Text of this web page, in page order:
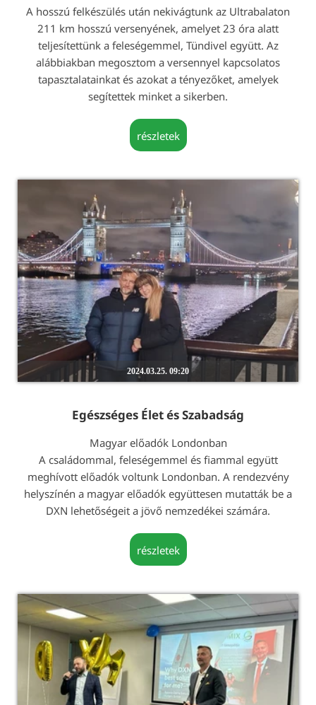
A hosszú felkészülés után nekivágtunk az Ultrabalaton
211 km hosszú versenyének, amelyet 23 óra alatt
teljesítettünk a feleségemmel, Tündivel együtt. Az
alábbiakban megosztom a versennyel kapcsolatos
tapasztalatainkat és azokat a tényezőket, amelyek
segítettek minket a sikerben.
részletek
2024.03.25. 09:20
Egészséges Élet és Szabadság
Magyar előadók Londonban
A családommal, feleségemmel és fiammal együtt
meghívott előadók voltunk Londonban. A rendezvény
helyszínén a magyar előadók együttesen mutatták be a
DXN lehetőségeit a jövő nemzedékei számára.
részletek